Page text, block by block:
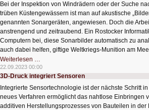
Produkten
ankommt
Bei der Inspektion von Windrädern oder der Suche
trüben Küstengewässern ist man auf akustische
genannten Sonargeräten, angewiesen. Doch die
anstrengend und zeitraubend. Ein Rostocker
Computern bei, diese Sonarbilder automatisch zu
auch dabei helfen, giftige Weltkriegs-Munition am
Weiterlesen …
im
Trüben
22.09.2023 00:00
3D-Druck integriert Sensoren
Integrierte Sensortechnologie ist der nächste Schritt
neues Verfahren ermöglicht das nahtlose Einbringen
additiven Herstellungsprozesses von Bauteilen in der